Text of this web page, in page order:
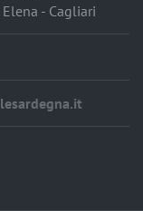
- Cagliari